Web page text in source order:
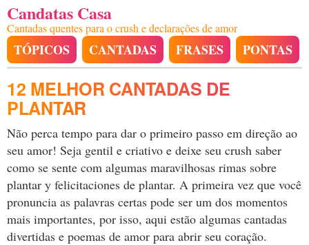
Candatas Casa
Cantadas quentes para o crush e declarações de amor
TÓPICOS CANTADAS FRASES PONTAS
12 MELHOR CANTADAS DE
PLANTAR
Não perca tempo para dar o primeiro passo em direção ao
seu amor! Seja gentil e criativo e deixe seu crush saber
como se sente com algumas maravilhosas rimas sobre
plantar y felicitaciones de plantar. A primeira vez que você
pronuncia as palavras certas pode ser um dos momentos
mais importantes, por isso, aqui estão algumas cantadas
divertidas e poemas de amor para abrir seu coração.